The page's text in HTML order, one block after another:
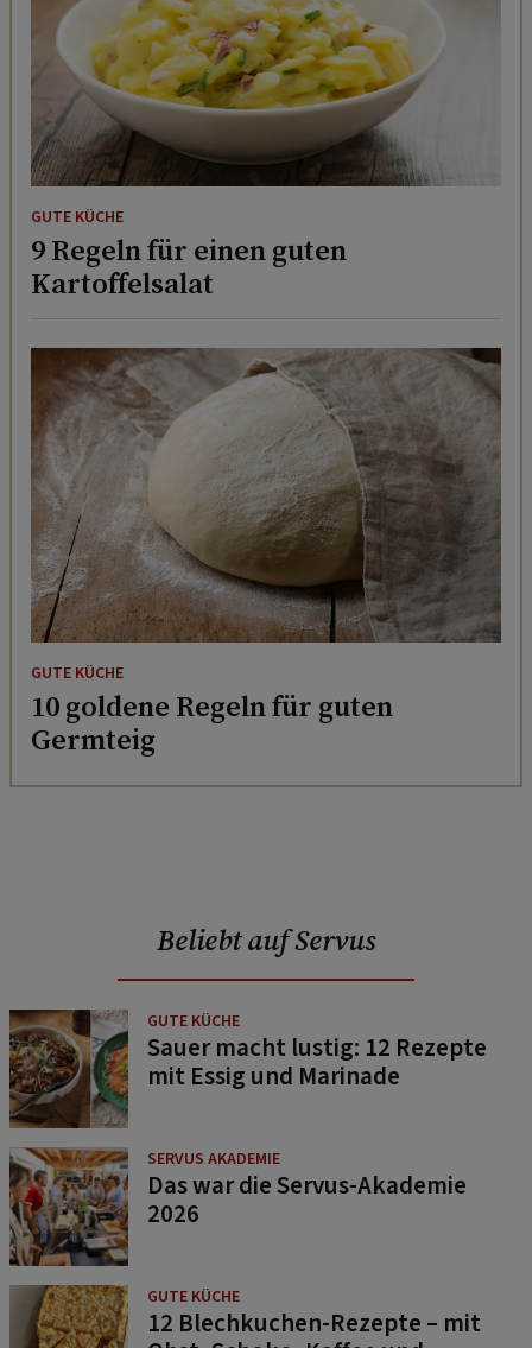
GUTE KÜCHE
9 Regeln für einen guten
Kartoffelsalat
GUTE KÜCHE
10 goldene Regeln für guten
Germteig
Beliebt auf Servus
GUTE KÜCHE
Sauer macht lustig: 12 Rezepte
mit Essig und Marinade
SERVUS AKADEMIE
Das war die Servus-Akademie
2026
GUTE KÜCHE
12 Blechkuchen-Rezepte – mit